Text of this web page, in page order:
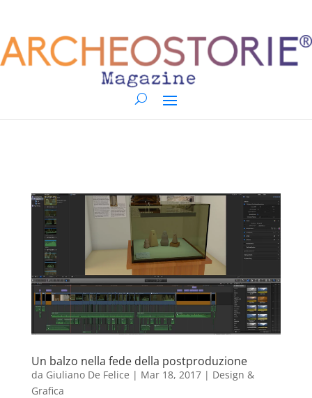
Un balzo nella fede della postproduzione
da Giuliano De Felice | Mar 18, 2017| Design &
Grafica